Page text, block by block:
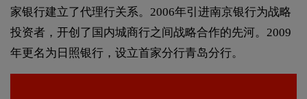
家银行建立了代理行关系。2006年引进南京银行为战略
投资者，开创了国内城商行之间战略合作的先河。2009
年更名为日照银行，设立首家分行青岛分行。